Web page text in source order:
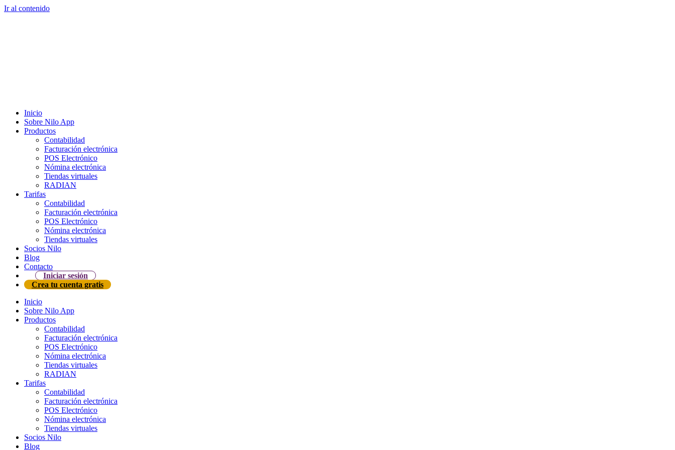
Ir al contenido
Inicio
Sobre Nilo App
Productos
Contabilidad
Facturación electrónica
POS Electrónico
Nómina electrónica
Tiendas virtuales
RADIAN
Tarifas
Contabilidad
Facturación electrónica
POS Electrónico
Nómina electrónica
Tiendas virtuales
Socios Nilo
Blog
Contacto
Iniciar sesión
Crea tu cuenta gratis
Inicio
Sobre Nilo App
Productos
Contabilidad
Facturación electrónica
POS Electrónico
Nómina electrónica
Tiendas virtuales
RADIAN
Tarifas
Contabilidad
Facturación electrónica
POS Electrónico
Nómina electrónica
Tiendas virtuales
Socios Nilo
Blog